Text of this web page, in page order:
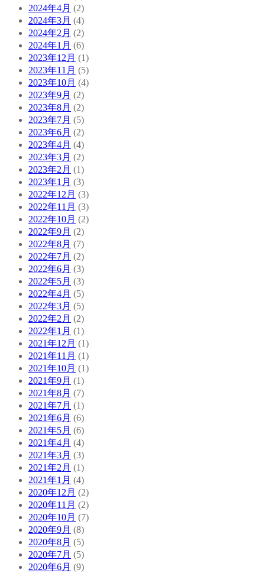
2024年4月 (2)
2024年3月 (4)
2024年2月 (2)
2024年1月 (6)
2023年12月 (1)
2023年11月 (5)
2023年10月 (4)
2023年9月 (2)
2023年8月 (2)
2023年7月 (5)
2023年6月 (2)
2023年4月 (4)
2023年3月 (2)
2023年2月 (1)
2023年1月 (3)
2022年12月 (3)
2022年11月 (3)
2022年10月 (2)
2022年9月 (2)
2022年8月 (7)
2022年7月 (2)
2022年6月 (3)
2022年5月 (3)
2022年4月 (5)
2022年3月 (5)
2022年2月 (2)
2022年1月 (1)
2021年12月 (1)
2021年11月 (1)
2021年10月 (1)
2021年9月 (1)
2021年8月 (7)
2021年7月 (1)
2021年6月 (6)
2021年5月 (6)
2021年4月 (4)
2021年3月 (3)
2021年2月 (1)
2021年1月 (4)
2020年12月 (2)
2020年11月 (2)
2020年10月 (7)
2020年9月 (8)
2020年8月 (5)
2020年7月 (5)
2020年6月 (9)